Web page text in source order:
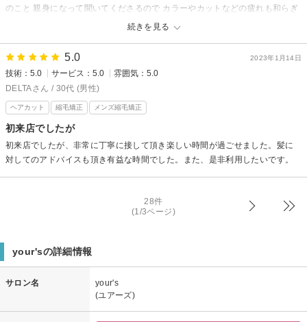
続きを見る
のこと 親身になって聞いてくださるので カラーやカットなどの疲れも和らぎ
いします。
your'sからの返信
今回はフェイスフレーミング、インナーカラーをさせて頂きました♪
とてもお似合いでした！！
カットもいつもと違うスタイルにしたので、
ガラッとイメージが変わりましたね‪！
またご来店頂いた際には、ご相談ください！
担当 柳野 結衣
2023年1月14日
5.0
技術：5.0 サービス：5.0
雰囲気：5.0
DELTAさん / 30代 (男性)
ヘアカット 縮毛矯正 メンズ縮毛矯正
初来店でしたが
初来店でしたが、非常に丁寧に接して頂き楽しい時間が過ごせました。髪に
対してのアドバイスも頂き有益な時間でした。また、是非利用したいです。
28件
(1/3ページ)
your'sの詳細情報
サロン名
your's
(ユアーズ)